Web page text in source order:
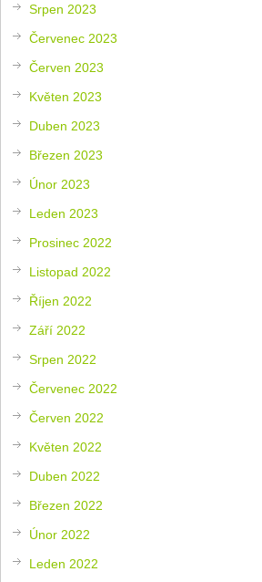
Srpen 2023
Červenec 2023
Červen 2023
Květen 2023
Duben 2023
Březen 2023
Únor 2023
Leden 2023
Prosinec 2022
Listopad 2022
Říjen 2022
Září 2022
Srpen 2022
Červenec 2022
Červen 2022
Květen 2022
Duben 2022
Březen 2022
Únor 2022
Leden 2022